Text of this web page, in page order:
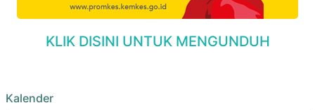
KLIK DISINI UNTUK MENGUNDUH
Kalender